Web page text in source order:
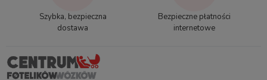
W zestawie z fotelikiem znajduje się również dodatkowy
Szybka, bezpieczna
dostawa
Bezpieczne płatności
internetowe